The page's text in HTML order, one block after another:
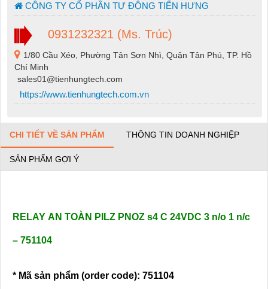
CÔNG TY CỔ PHẦN TỰ ĐỘNG TIẾN HƯNG
0931232321 (Ms. Trúc)
1/80 Cầu Xéo, Phường Tân Sơn Nhì, Quận Tân Phú, TP. Hồ
Chí Minh
sales01@tienhungtech.com
https://www.tienhungtech.com.vn
CHI TIẾT VỀ SẢN PHẨM THÔNG TIN DOANH NGHIỆP
SẢN PHẨM GỢI Ý
RELAY AN TOÀN PILZ PNOZ s4 C 24VDC 3 n/o 1 n/c
– 751104
* Mã sản phẩm (order code): 751104